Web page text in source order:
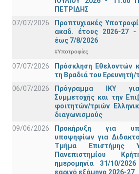
ΠΕΤΡΙΔΗΣ
07/07/2026
Προπτυχιακές
ακαδ. έτους 2026-27 -
έως 7/8/2026
#Υποτροφίες
07/07/2026
Πρόσκληση Εθελοντών
τη Βραδιά του Ερευνητή/
06/07/2026
Πρόγραμμα ΙΚΥ
Συμμετοχής και την
φοιτητών/τριών
διαγωνισμούς
09/06/2026
Προκήρυξη για
υποψηφίων για
Τμήμα Eπιστήμης
Πανεπιστημίου
ημερομηνία 31/10/
εαρινό εξάμηνο 2026-27